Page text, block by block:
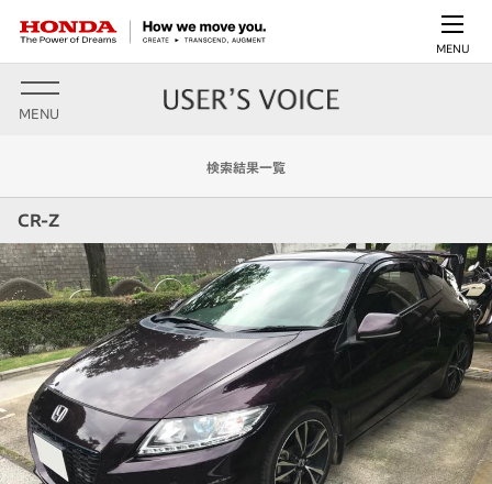
MENU
MENU
検索結果一覧
CR-Z